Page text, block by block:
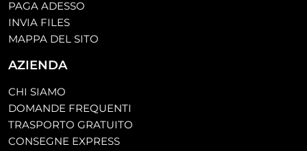
PAGA ADESSO
INVIA FILES
MAPPA DEL SITO
AZIENDA
CHI SIAMO
DOMANDE FREQUENTI
TRASPORTO GRATUITO
CONSEGNE EXPRESS